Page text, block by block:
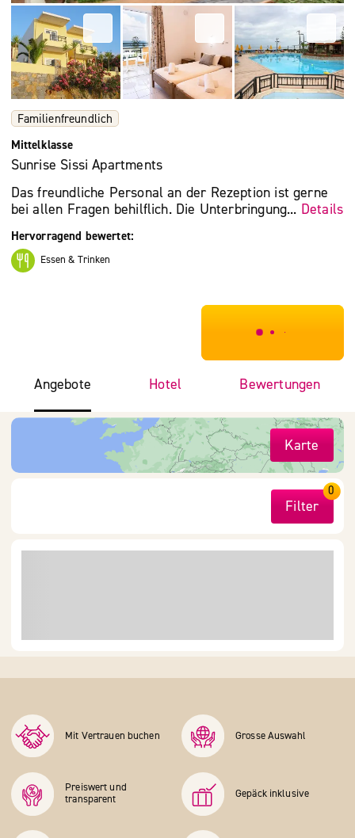
Familienfreundlich
Mittelklasse
Sunrise Sissi Apartments
Das freundliche Personal an der Rezeption ist gerne
bei allen Fragen behilflich. Die Unterbringung... Details
Hervorragend bewertet:
Essen & Trinken
***************
Angebote Hotel Bewertungen
Karte
Filter
0
Mit Vertrauen buchen Grosse Auswahl
Preiswert und
transparent
Gepäck inklusive